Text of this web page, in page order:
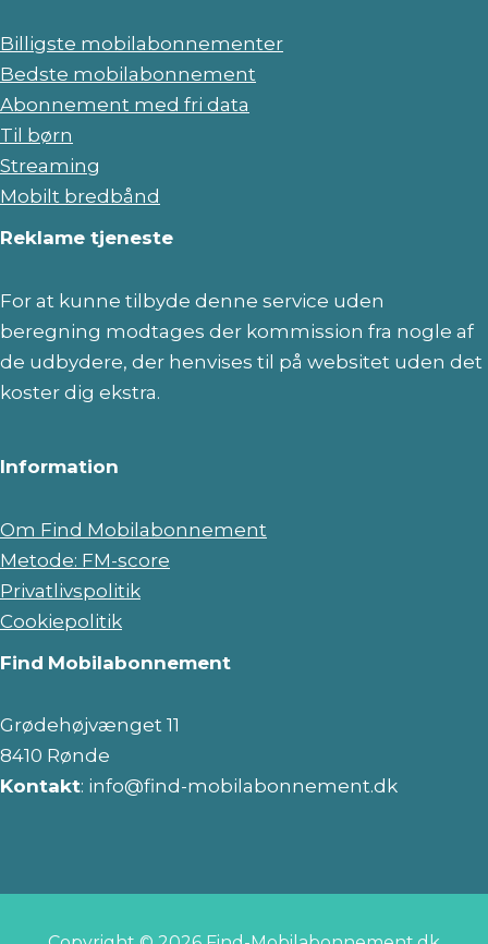
Billigste mobilabonnementer
Bedste mobilabonnement
Abonnement med fri data
Til børn
Streaming
Mobilt bredbånd
Reklame tjeneste
For at kunne tilbyde denne service uden
beregning modtages der kommission fra nogle af
de udbydere, der henvises til på websitet uden det
koster dig ekstra.
Information
Om Find Mobilabonnement
Metode: FM-score
Privatlivspolitik
Cookiepolitik
Find Mobilabonnement
Grødehøjvænget 11
8410 Rønde
Kontakt: info@find-mobilabonnement.dk